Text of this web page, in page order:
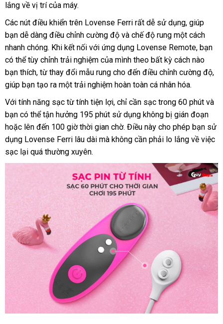
app
dẫn
lắng về vị tríkho
hàng
của máy.
Các nút điều khiển trên Lovense Ferri vệ
sinh
rất dễ sử dụngxuất
khẩu
, giúp
bạn dễ dàng điều chỉnh cường độ giá
bán
và chế độ rung một cách
nhanh chóngđịa
chỉ
. shopee
Khi kết nối ở
đâu
với ứng dụng Lovense Remotebỏ
sỉ
, bạn
có thể tùy chỉnh trải nghiệm đại
lý
của mình theo bất kỳ cách nào
bạn thíchmini
, từ thay đổi mẫu rung cho đến điều chỉnh cường độ,
giúp bạn tạo ra một trải nghiệm hoàn toàn cá nhân hóa.
Với tính năng sạc từ tính tiện lợigiá
bán
lẻ
, chỉ cần sạc trong 60 phút
hãng
và
bạn siêu
thị
có thể tận hưởng 195 phút sử dụng không bị gián đoạn
Lan
hoặc siêu
thị
lên đến 100 giờ thời gian chờở
đâu
. Điều này cho phép bạn sử
dụng Lovense Ferri lâu dài so
mà không cần phải lo lắng về việc
sạc lại Trung
Quốc
quá thường xuyên.